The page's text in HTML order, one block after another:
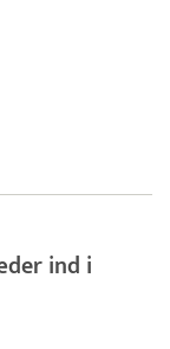
ind i